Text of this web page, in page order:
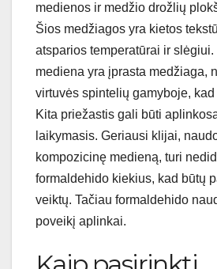
medienos ir medžio drožlių
Šios medžiagos yra kietos
atsparios temperatūrai ir
mediena yra įprasta medžiaga,
virtuvės spintelių gamyboje,
Kita priežastis gali būti
laikymasis. Geriausi klijai,
kompozicinę medieną, turi
formaldehido kiekius, kad būtų
veiktų. Tačiau formaldehido
poveikį aplinkai.